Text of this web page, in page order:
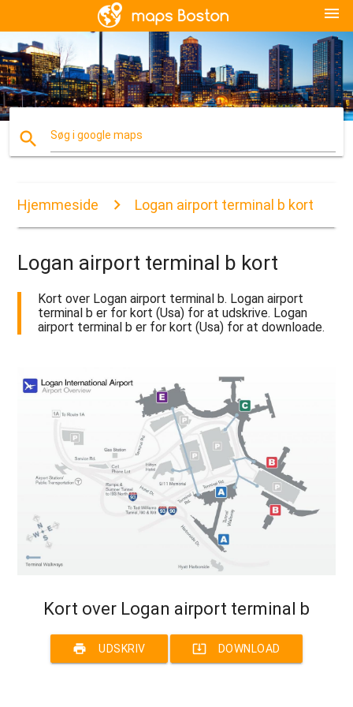
menu
search Søg i google maps
Hjemmeside Logan airport terminal b kort
Logan airport terminal b kort
Kort over Logan airport terminal b. Logan airport
terminal b er for kort (Usa) for at udskrive. Logan
airport terminal b er for kort (Usa) for at downloade.
Kort over Logan airport terminal b
print UDSKRIV system_update_alt DOWNLOAD